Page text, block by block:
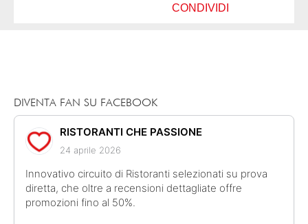
e...
CONDIVIDI
DIVENTA FAN SU FACEBOOK
RISTORANTI CHE PASSIONE
24 aprile 2026
Innovativo circuito di Ristoranti selezionati su prova
diretta, che oltre a recensioni dettagliate offre
promozioni fino al 50%.